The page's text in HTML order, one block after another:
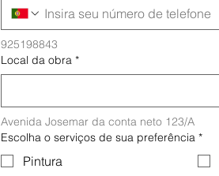
925198843
Local da obra *
Avenida Josemar da conta neto 123/A
Escolha o serviços de sua preferência *
Pintura